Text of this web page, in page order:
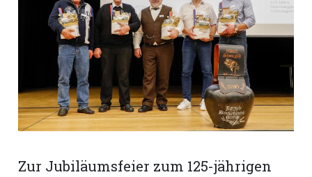
Paper
Zur Jubiläumsfeier zum 125-jährigen